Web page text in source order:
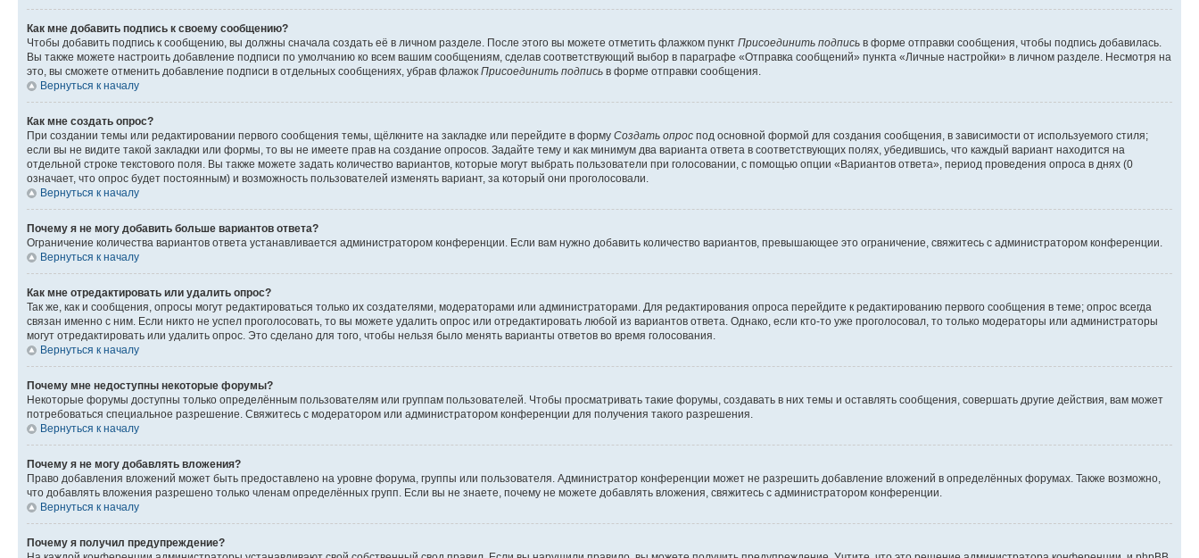
Как мне добавить подпись к своему сообщению?
Чтобы добавить подпись к сообщению, вы должны сначала создать её в личном разделе. После этого вы можете отметить флажком пункт Присоединить подпись в форме отправки сообщения, чтобы подпись добавилась.
Вы также можете настроить добавление подписи по умолчанию ко всем вашим сообщениям, сделав соответствующий выбор в параграфе «Отправка сообщений» пункта «Личные настройки» в личном разделе. Несмотря на
это, вы сможете отменить добавление подписи в отдельных сообщениях, убрав флажок Присоединить подпись в форме отправки сообщения.
Вернуться к началу
Как мне создать опрос?
При создании темы или редактировании первого сообщения темы, щёлкните на закладке или перейдите в форму Создать опрос под основной формой для создания сообщения, в зависимости от используемого стиля;
если вы не видите такой закладки или формы, то вы не имеете прав на создание опросов. Задайте тему и как минимум два варианта ответа в соответствующих полях, убедившись, что каждый вариант находится на
отдельной строке текстового поля. Вы также можете задать количество вариантов, которые могут выбрать пользователи при голосовании, с помощью опции «Вариантов ответа», период проведения опроса в днях (0
означает, что опрос будет постоянным) и возможность пользователей изменять вариант, за который они проголосовали.
Вернуться к началу
Почему я не могу добавить больше вариантов ответа?
Ограничение количества вариантов ответа устанавливается администратором конференции. Если вам нужно добавить количество вариантов, превышающее это ограничение, свяжитесь с администратором конференции.
Вернуться к началу
Как мне отредактировать или удалить опрос?
Так же, как и сообщения, опросы могут редактироваться только их создателями, модераторами или администраторами. Для редактирования опроса перейдите к редактированию первого сообщения в теме; опрос всегда
связан именно с ним. Если никто не успел проголосовать, то вы можете удалить опрос или отредактировать любой из вариантов ответа. Однако, если кто-то уже проголосовал, то только модераторы или администраторы
могут отредактировать или удалить опрос. Это сделано для того, чтобы нельзя было менять варианты ответов во время голосования.
Вернуться к началу
Почему мне недоступны некоторые форумы?
Некоторые форумы доступны только определённым пользователям или группам пользователей. Чтобы просматривать такие форумы, создавать в них темы и оставлять сообщения, совершать другие действия, вам может
потребоваться специальное разрешение. Свяжитесь с модератором или администратором конференции для получения такого разрешения.
Вернуться к началу
Почему я не могу добавлять вложения?
Право добавления вложений может быть предоставлено на уровне форума, группы или пользователя. Администратор конференции может не разрешить добавление вложений в определённых форумах. Также возможно,
что добавлять вложения разрешено только членам определённых групп. Если вы не знаете, почему не можете добавлять вложения, свяжитесь с администратором конференции.
Вернуться к началу
Почему я получил предупреждение?